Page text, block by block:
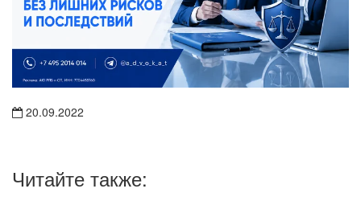
20.09.2022
Читайте также: